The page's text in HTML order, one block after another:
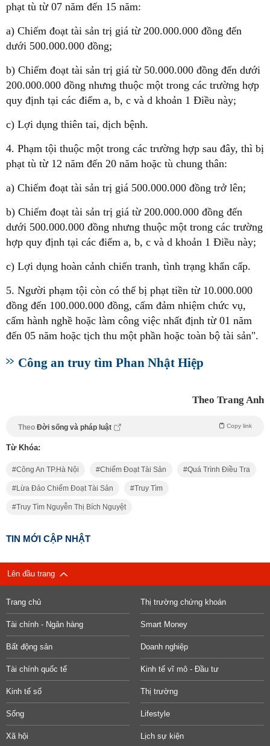
phạt tù từ 07 năm đến 15 năm:
a) Chiếm đoạt tài sản trị giá từ 200.000.000 đồng đến
dưới 500.000.000 đồng;
b) Chiếm đoạt tài sản trị giá từ 50.000.000 đồng đến dưới
200.000.000 đồng nhưng thuộc một trong các trường hợp
quy định tại các điểm a, b, c và d khoản 1 Điều này;
c) Lợi dụng thiên tai, dịch bệnh.
4. Phạm tội thuộc một trong các trường hợp sau đây, thì bị
phạt tù từ 12 năm đến 20 năm hoặc tù chung thân:
a) Chiếm đoạt tài sản trị giá 500.000.000 đồng trở lên;
b) Chiếm đoạt tài sản trị giá từ 200.000.000 đồng đến
dưới 500.000.000 đồng nhưng thuộc một trong các trường
hợp quy định tại các điểm a, b, c và d khoản 1 Điều này;
c) Lợi dụng hoàn cảnh chiến tranh, tình trạng khẩn cấp.
5. Người phạm tội còn có thể bị phạt tiền từ 10.000.000
đồng đến 100.000.000 đồng, cấm đảm nhiệm chức vụ,
cấm hành nghề hoặc làm công việc nhất định từ 01 năm
đến 05 năm hoặc tịch thu một phần hoặc toàn bộ tài sản".
Công an truy tìm Phan Nhật Hiệp
Theo Trang Anh
Theo Đời sống và pháp luật Copy link
Từ Khóa:
Công An TP.Hà Nội Chiếm Đoạt Tài Sản Quá Trình Điều Tra
Lừa Đảo Chiếm Đoạt Tài Sản Truy Tìm
Truy Tìm Nguyễn Thị Bích Nguyệt
TIN MỚI CẬP NHẬT
Lên đầu trang
Trang chủ Thị trường chứng khoán
Tài chính - Ngân hàng Smart Money
Bất động sản Doanh nghiệp
Tài chính quốc tế Kinh tế vĩ mô - Đầu tư
Kinh tế số Thị trường
Sống Lifestyle
Xã hội Lịch sự kiện